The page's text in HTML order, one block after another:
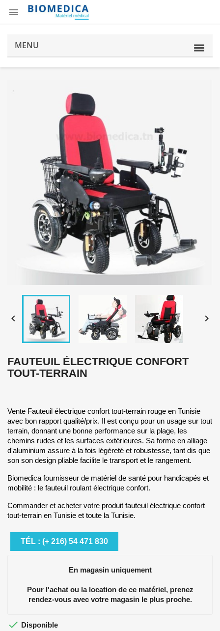

MENU
 
FAUTEUIL ÉLECTRIQUE CONFORT
TOUT-TERRAIN
Vente Fauteuil électrique confort tout-terrain rouge en Tunisie
avec bon rapport qualité/prix. Il est conçu pour un usage sur tout
terrain, d͏onnant une bonn͏e performance sur la plage, les
chemins rudes e͏t les surfaces extérieures. Sa for͏me en alliage
d'aluminium assure à la fois légèreté et robustesse, tant͏ dis que
son son design pliable facilite le transport et le rangement.
Biomedica fournisseur de matériel de santé pour handicapés et
mobilité : le fauteuil roulant électrique confort.
Commander et acheter votre produit fauteuil électrique confort
tout-terrain en Tunisie et toute la Tunisie.
TÉL : (+ 216) 54 471 830
En magasin uniquement
Pour l'achat ou la location de ce matériel, prenez
rendez-vous avec votre magasin le plus proche.
 Disponible